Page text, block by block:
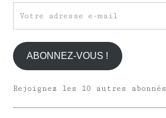
adresse
e-
mail
ABONNEZ-VOUS !
Rejoignez les 10 autres abonnés